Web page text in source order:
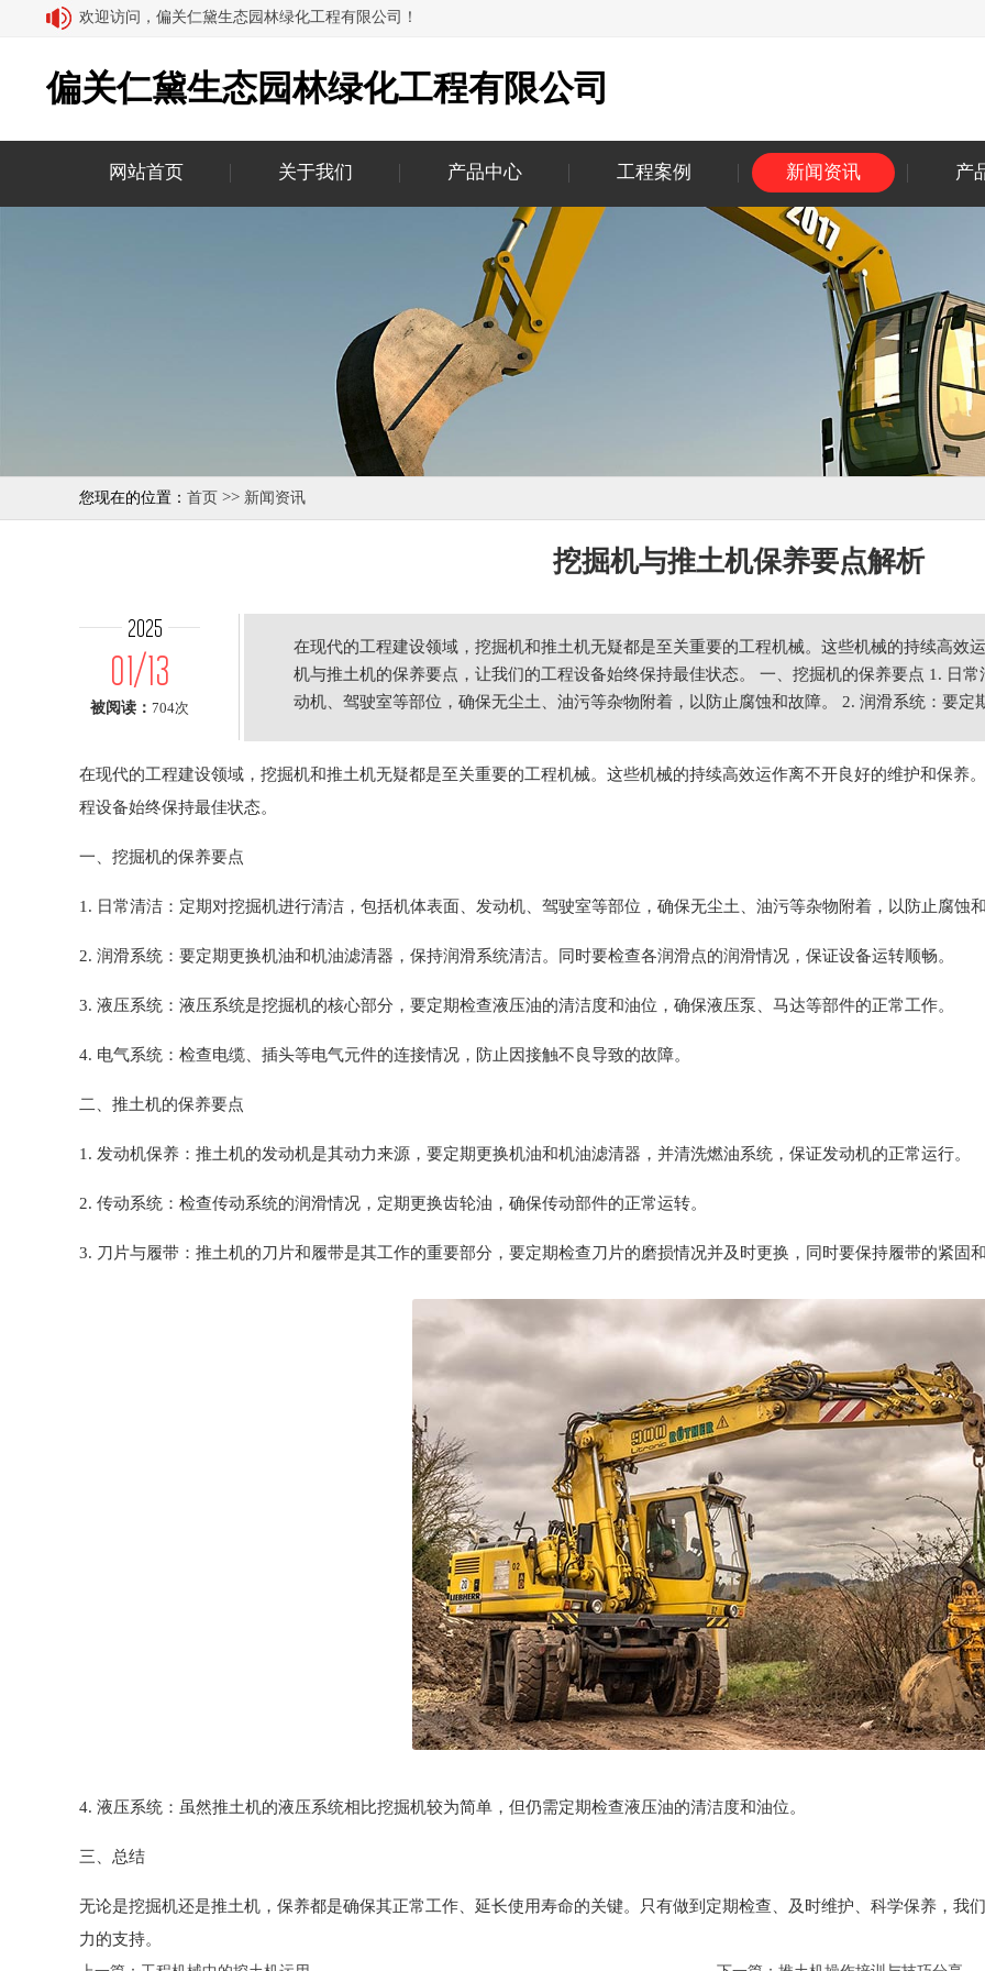
欢迎访问，偏关仁黛生态园林绿化工程有限公司！
偏关仁黛生态园林绿化工程有限公司
网站首页 关于我们 产品中心 工程案例 新闻资讯 产
您现在的位置： 首页 >> 新闻资讯
挖掘机与推土机保养要点解析
2025
01/13
被阅读： 704次
在现代的工程建设领域，挖掘机和推土机无疑都是至关重要的工程机械。这些机械的持续高效
机与推土机的保养要点，让我们的工程设备始终保持最佳状态。 一、挖掘机的保养要点 1. 日
动机、驾驶室等部位，确保无尘土、油污等杂物附着，以防止腐蚀和故障。 2. 润滑系统：要
在现代的工程建设领域，挖掘机和推土机无疑都是至关重要的工程机械。这些机械的持续高效运作离不开良好的维护和保养
程设备始终保持最佳状态。
一、挖掘机的保养要点
1. 日常清洁：定期对挖掘机进行清洁，包括机体表面、发动机、驾驶室等部位，确保无尘土、油污等杂物附着，以防止腐蚀
2. 润滑系统：要定期更换机油和机油滤清器，保持润滑系统清洁。同时要检查各润滑点的润滑情况，保证设备运转顺畅。
3. 液压系统：液压系统是挖掘机的核心部分，要定期检查液压油的清洁度和油位，确保液压泵、马达等部件的正常工作。
4. 电气系统：检查电缆、插头等电气元件的连接情况，防止因接触不良导致的故障。
二、推土机的保养要点
1. 发动机保养：推土机的发动机是其动力来源，要定期更换机油和机油滤清器，并清洗燃油系统，保证发动机的正常运行。
2. 传动系统：检查传动系统的润滑情况，定期更换齿轮油，确保传动部件的正常运转。
3. 刀片与履带：推土机的刀片和履带是其工作的重要部分，要定期检查刀片的磨损情况并及时更换，同时要保持履带的紧固
4. 液压系统：虽然推土机的液压系统相比挖掘机较为简单，但仍需定期检查液压油的清洁度和油位。
三、总结
无论是挖掘机还是推土机，保养都是确保其正常工作、延长使用寿命的关键。只有做到定期检查、及时维护、科学保养，我
力的支持。